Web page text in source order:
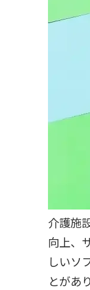
介護施
向上、
しいソ
とがあ